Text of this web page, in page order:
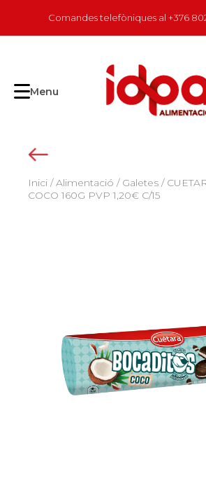
content
Comandes telefòniques al +376
Menu
Inici /Alimentació / Galetes /
COCO 160G PVP 1,20€ C/15